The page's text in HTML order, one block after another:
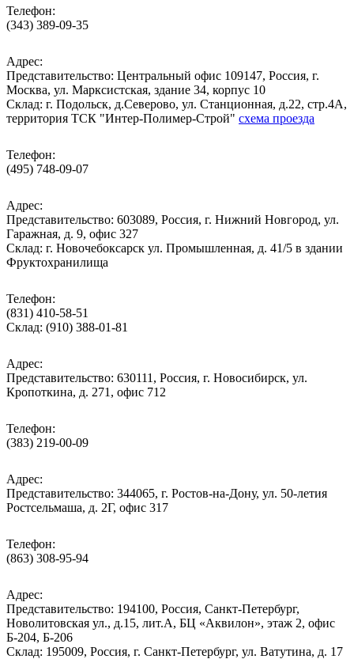
Телефон:
(343) 389-09-35
Адрес:
Представительство: Центральный офис 109147, Россия, г.
Москва, ул. Марксистская, здание 34, корпус 10
Cклад: г. Подольск, д.Северово, ул. Станционная, д.22, стр.4А,
территория ТСК "Интер-Полимер-Строй" схема проезда
Телефон:
(495) 748-09-07
Адрес:
Представительство: 603089, Россия, г. Нижний Новгород, ул.
Гаражная, д. 9, офис 327
Склад: г. Новочебоксарск ул. Промышленная, д. 41/5 в здании
Фруктохранилища
Телефон:
(831) 410-58-51
Склад: (910) 388-01-81
Адрес:
Представительство: 630111, Россия, г. Новосибирск, ул.
Кропоткина, д. 271, офис 712
Телефон:
(383) 219-00-09
Адрес:
Представительство: 344065, г. Ростов-на-Дону, ул. 50-летия
Ростсельмаша, д. 2Г, офис 317
Телефон:
(863) 308-95-94
Адрес:
Представительство: 194100, Россия, Санкт-Петербург,
Новолитовская ул., д.15, лит.А, БЦ «Аквилон», этаж 2, офис
Б-204, Б-206
Склад: 195009, Россия, г. Санкт-Петербург, ул. Ватутина, д. 17